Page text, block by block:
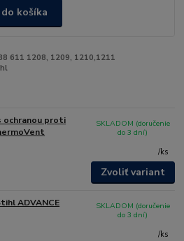
košíka
611 1208, 1209, 1210,1211
ochranou proti
/ks
SKLADOM (doručenie
do 3 dní)
Zvoliť variant
ADVANCE
/ks
SKLADOM (doručenie
do 3 dní)